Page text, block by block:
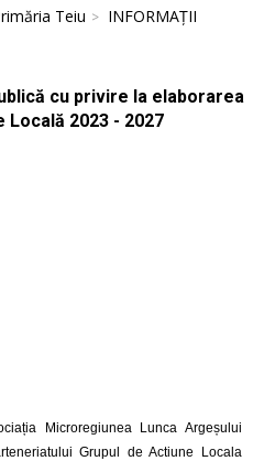
Teiu
INFORMAȚII
cu privire la elaborarea
2023 - 2027
Microregiunea Lunca Argeșului
Grupul de Actiune Locala